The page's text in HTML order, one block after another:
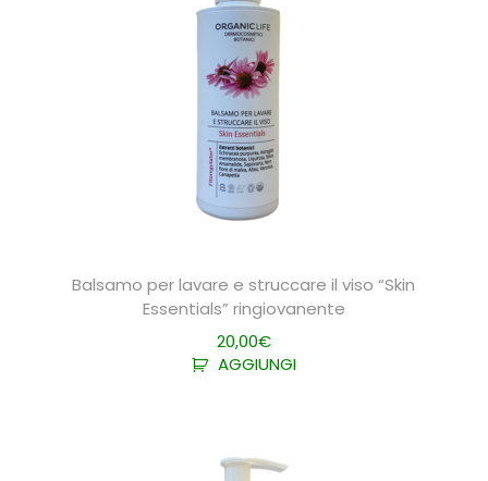
Balsamo per lavare e struccare il viso “Skin
Essentials” ringiovanente
20,00€
AGGIUNGI